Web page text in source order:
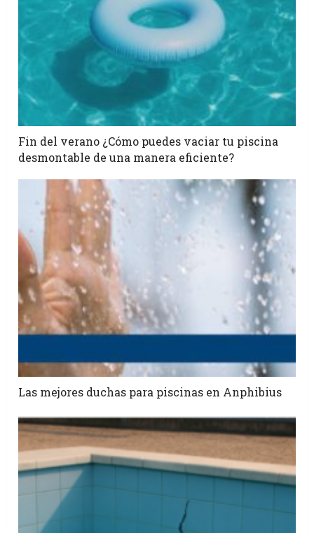
Fin del verano ¿Cómo puedes vaciar tu piscina
desmontable de una manera eficiente?
Las mejores duchas para piscinas en Anphibius